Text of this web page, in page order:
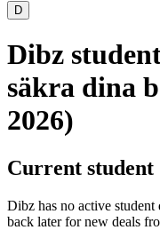
D
Dibz
säkra dina
2026)
Current student
Dibz has no active
back later for new deals